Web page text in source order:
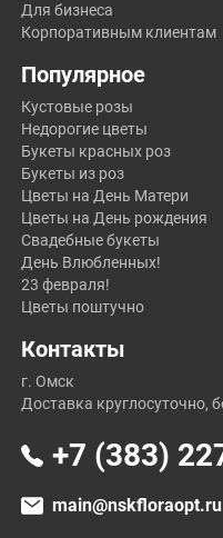
Для бизнеса
Корпоративным клиентам
Популярное
Кустовые розы
Недорогие цветы
Букеты красных роз
Букеты из роз
Цветы на День Матери
Цветы на День рождения
Свадебные букеты
День Влюбленных!
23 февраля!
Цветы поштучно
Контакты
г. Омск
Доставка круглосуточно,
+7 (383)
main@nskfloraopt.ru